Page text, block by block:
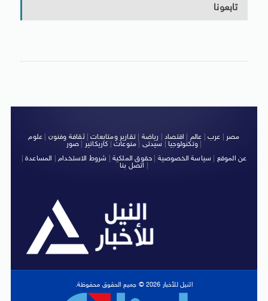
تابعونا
مصر عرب عالم اقتصاد رياضة |تقارير ومتابعات|ثقافة وفنون
علوم
وتكنولوجيا| سيدتى منوعات كاريكاتير صور
|
عن الموقع
سياسة الخصوصية حقوق الملكية شروط الاستخدام| المساعدة|
اتصل بنا
النيل للأخبار 2026 © جميع الحقوق محفوظة.